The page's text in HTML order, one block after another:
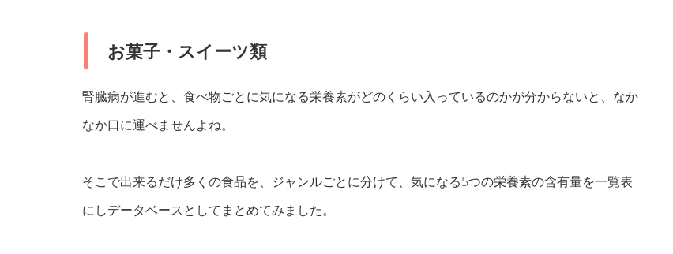
お菓子・スイーツ類
腎臓病が進むと、食べ物ごとに気になる栄養素がどのくらい入っているのかが分からないと、なか
なか口に運べませんよね。
そこで出来るだけ多くの食品を、ジャンルごとに分けて、気になる5つの栄養素の含有量を一覧表
にしデータベースとしてまとめてみました。